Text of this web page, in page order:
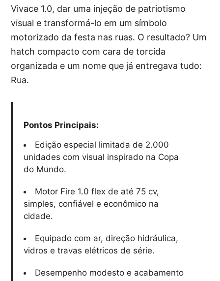
Vivace 1.0, dar uma injeção de patriotismo
visual e transformá-lo em um símbolo
motorizado da festa nas ruas. O resultado? Um
hatch compacto com cara de torcida
organizada e um nome que já entregava tudo:
Rua.
Pontos Principais:
Edição especial limitada de 2.000
unidades com visual inspirado na Copa
do Mundo.
Motor Fire 1.0 flex de até 75 cv,
simples, confiável e econômico na
cidade.
Equipado com ar, direção hidráulica,
vidros e travas elétricos de série.
Desempenho modesto e acabamento